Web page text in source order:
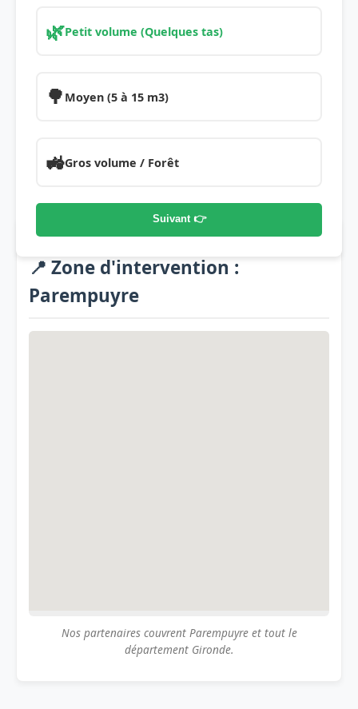
🌿Petit volume (Quelques tas)
🌳 Moyen (5 à 15 m3)
🚜Gros volume / Forêt
Suivant 👉
📍 Zone d'intervention :
Parempuyre
Nos partenaires couvrent Parempuyre et tout le
département Gironde.